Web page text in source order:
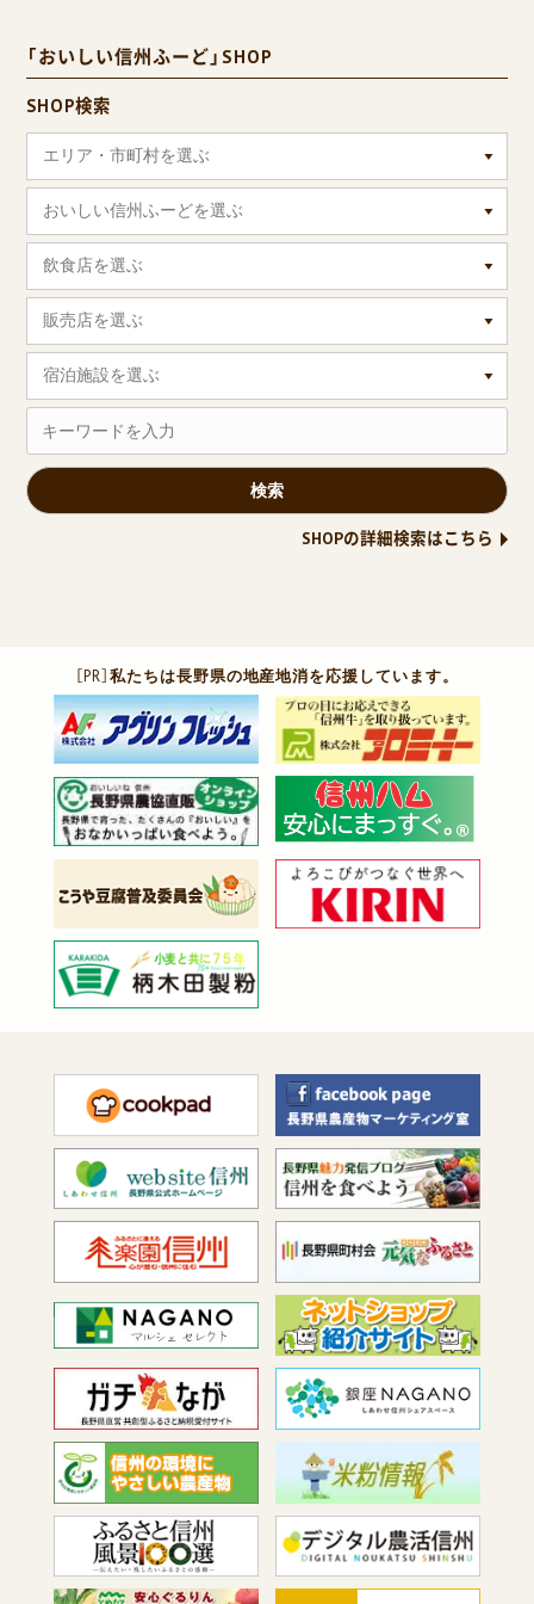
「おいしい信州ふーど」SHOP
SHOP検索
エリア・市町村を選ぶ
おいしい信州ふーどを選ぶ
飲食店を選ぶ
販売店を選ぶ
宿泊施設を選ぶ
SHOPの詳細検索はこちら
［PR］私たちは長野県の地産地消を応援しています。